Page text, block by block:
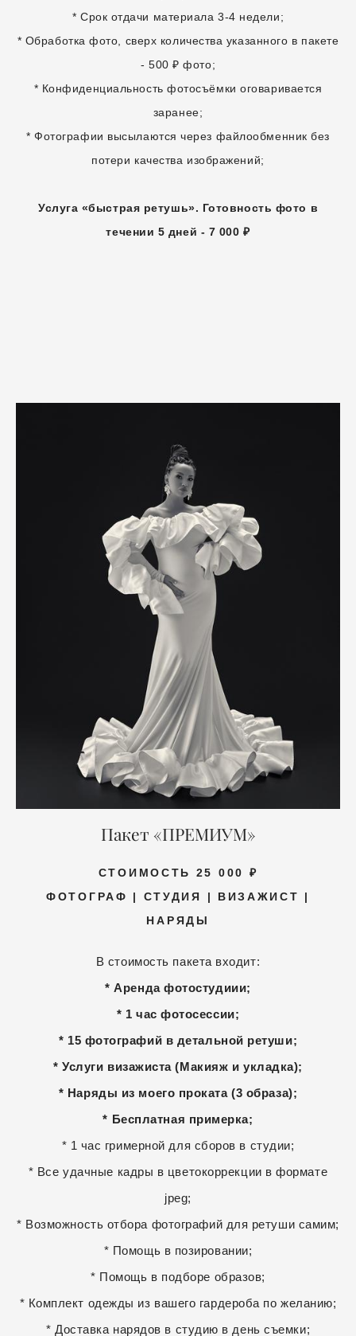
* Срок отдачи материала 3-4 недели;
* Обработка фото, сверх количества указанного в пакете
- 500 ₽ фото;
* Конфиденциальность фотосъёмки оговаривается
заранее;
* Фотографии высылаются через файлообменник без
потери качества изображений;
Услуга «быстрая ретушь». Готовность фото в
течении 5 дней - 7 000 ₽
Пакет «ПРЕМИУМ»
СТОИМОСТЬ 25 000 ₽
ФОТОГРАФ | СТУДИЯ | ВИЗАЖИСТ |
НАРЯДЫ
В стоимость пакета входит:
* Аренда фотостудиии;
* 1 час фотосессии;
* 15 фотографий в детальной ретуши;
* Услуги визажиста (Макияж и укладка);
* Наряды из моего проката (3 образа);
* Бесплатная примерка;
* 1 час гримерной для сборов в студии;
* Все удачные кадры в цветокоррекции в формате
jpeg;
* Возможность отбора фотографий для ретуши самим;
* Помощь в позировании;
* Помощь в подборе образов;
* Комплект одежды из вашего гардероба по желанию;
* Доставка нарядов в студию в день съемки;